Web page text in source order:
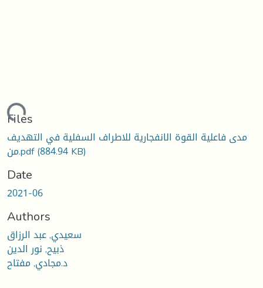
Files
مدى فاعلية القوة الانفجارية للاطراف السفلية في التهديف
من.pdf(884.94 KB)
Date
2021-06
Authors
سعيدي, عبد الرزاق
ذبيح, نور الدين
د.مجادي, مفتاح